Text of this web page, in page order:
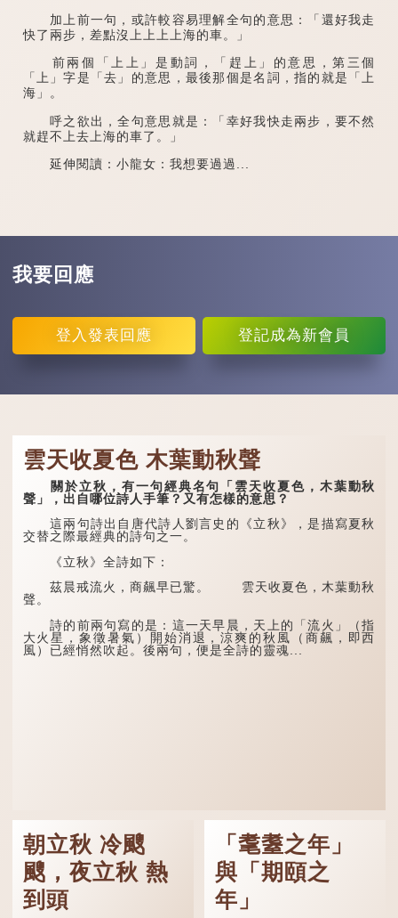
加上前一句，或許較容易理解全句的意思：「還好我走
快了兩步，差點沒上上上上海的車。」
前兩個「上上」是動詞，「趕上」的意思，第三個
「上」字是「去」的意思，最後那個是名詞，指的就是「上
海」。
呼之欲出，全句意思就是：「幸好我快走兩步，要不然
就趕不上去上海的車了。」
延伸閱讀：小龍女：我想要過過...
我要回應
登入 發表回應 登記成為新會員
雲天收夏色 木葉動秋聲
關於立秋，有一句經典名句「雲天收夏色，木葉動秋
聲」，出自哪位詩人手筆？又有怎樣的意思？
這兩句詩出自唐代詩人劉言史的《立秋》，是描寫夏秋
交替之際最經典的詩句之一。
《立秋》全詩如下：
茲晨戒流火，商飆早已驚。 雲天收夏色，木葉動秋
聲。
詩的前兩句寫的是：這一天早晨，天上的「流火」（指
大火星，象徵暑氣）開始消退，涼爽的秋風（商飆，即西
風）已經悄然吹起。後兩句，便是全詩的靈魂...
朝立秋 冷颼
颼，夜立秋 熱
到頭
「耄耋之年」
與「期頤之
年」